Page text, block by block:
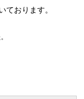
おります。